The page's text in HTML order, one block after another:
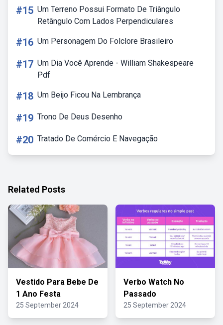
#15 Um Terreno Possui Formato De Triângulo
Retângulo Com Lados Perpendiculares
#16 Um Personagem Do Folclore Brasileiro
#17 Um Dia Você Aprende - William Shakespeare
Pdf
#18 Um Beijo Ficou Na Lembrança
#19 Trono De Deus Desenho
#20 Tratado De Comércio E Navegação
Related Posts
Vestido Para Bebe De
1 Ano Festa
25 September 2024
Verbo Watch No
Passado
25 September 2024